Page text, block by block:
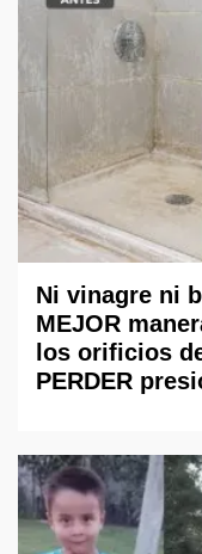
Ni vinagre ni
MEJOR
los orificios
PERDER